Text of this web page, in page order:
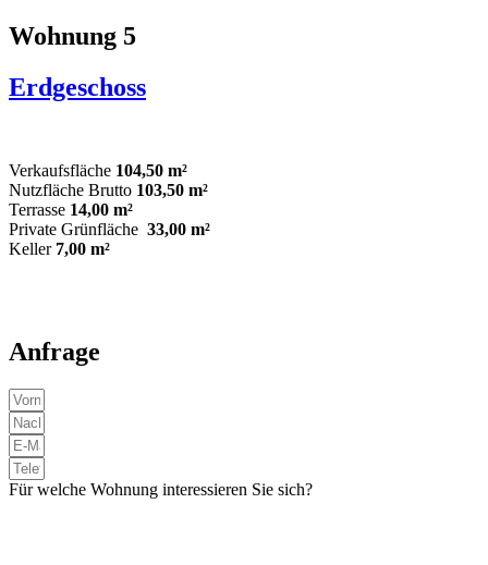
Wohnung 5
Erdgeschoss
Verkaufsfläche 104,50 m²
Nutzfläche Brutto 103,50 m²
Terrasse 14,00 m²
Private Grünfläche 33,00 m²
Keller 7,00 m²
Anfrage
Für welche Wohnung interessieren Sie sich?